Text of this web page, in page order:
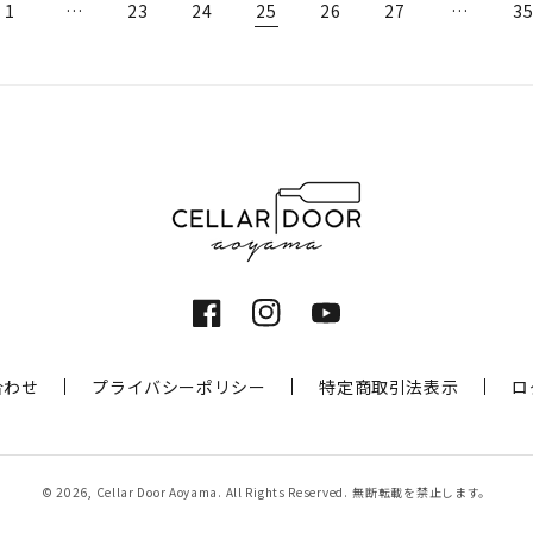
1 … 23 24 25 26 27 … 35
FacebookInstagramYouTube
せ プライバシーポリシー 特定商取引法表示
© 2026, Cellar Door Aoyama . All Rights Reserved. 無断転載を禁止します。